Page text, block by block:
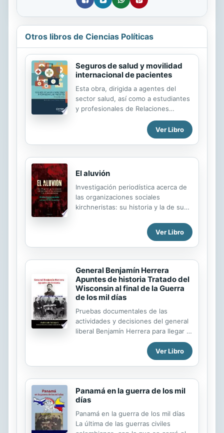
Otros libros de Ciencias Políticas
Seguros de salud y movilidad
internacional de pacientes
Esta obra, dirigida a agentes del
sector salud, así como a estudiantes
y profesionales de Relaciones
Internacionales, Derecho,
Administración de Empresas y
Medicina, analiza el papel de los
como dinamizadores de la movilidad
internacional de pacientes, un
mercado poco conocido y que
presenta variados riesgos y desafíos.
A partir de un estudio mixto sobre el
papel diferenciado de las
dar respuesta a los dilemas jurídicos,
operativos y económicos que
supone el crecimiento del mercado
sanitario a nivel global, así como ...
Ver Libro
El aluvión
Investigación periodística acerca de
las organizaciones sociales
kirchneristas: su historia y la de sus
estrategias y alianzas. Boyanovsky
Bazán analiza cómo accedieron a
recursos económicos, cargos
adquirieron una entidad hasta
entonces inédita en el escenario
político nacional.
Ver Libro
General Benjamín Herrera
Apuntes de historia Tratado del
Wisconsin al final de la Guerra
de los mil días
Pruebas documentales de las
actividades y decisiones del general
liberal Benjamín Herrera para llegar a
la firma de paz en el tratado de
Wisconsin, que puso fin a la absurda
y sangrienta guerra de los Mil Días
fue la traición de las élites
panameñas que en contubernio con
el gobierno de Estados Unidos
separaron el istmo del territorio
colombiano. El heroísmo de Herrera
en el sitio de Cartagena., sobre todo,
Ver Libro
Panamá en la guerra de los mil
días
Panamá en la guerra de los mil días
La última de las guerras civiles